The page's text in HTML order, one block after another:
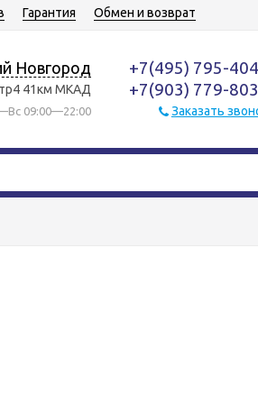
Гарантия Обмен и возврат
Новгород
41км МКАД
09:00—22:00
+7(495) 795-
+7(903) 779-
Заказать